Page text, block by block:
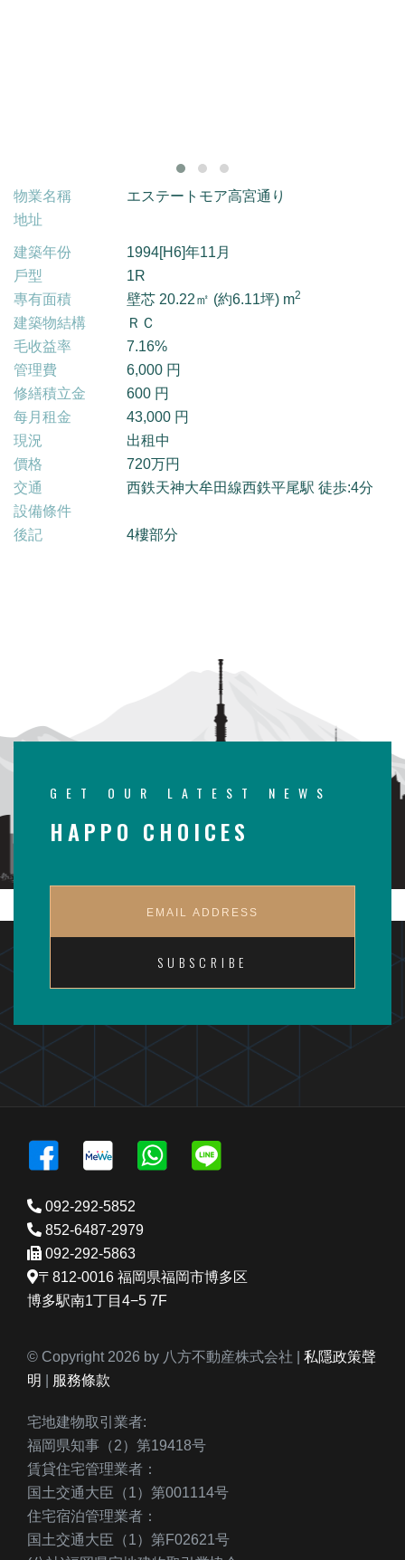
物業名稱
エステートモア高宮通り
地址
建築年份
1994[H6]年11月
戶型
1R
專有面積
壁芯 20.22㎡ (約6.11坪) m2
建築物結構
ＲＣ
毛收益率
7.16%
管理費
6,000 円
修繕積立金
600 円
每 月 租金
43,000 円
現況
出租中
價格
720万円
交通
西鉄天神大牟田線西鉄平尾駅 徒歩:4分
設備條件
後記
4樓部分
GET OUR LATEST NEWS
HAPPO CHOICES
092-292-5852
852-6487-2979
092-292-5863
〒812-0016 福岡県福岡市博多区
博多駅南1丁目4−5 7F
© Copyright 2026 by 八方不動産株式会社 | 私隱政策聲
明
服務條款
宅地建物取引業者:
福岡県知事（2）第19418号
賃貸住宅管理業者：
国土交通大臣（1）第001114号
住宅宿泊管理業者：
国土交通大臣（1）第F02621号